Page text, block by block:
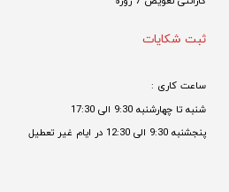
ثبت شکایات
ساعت کاری :
شنبه تا چهارشنبه 9:30 الی 17:30
پنجشنبه 9:30 الی 12:30 در ایام غیر تعطیل